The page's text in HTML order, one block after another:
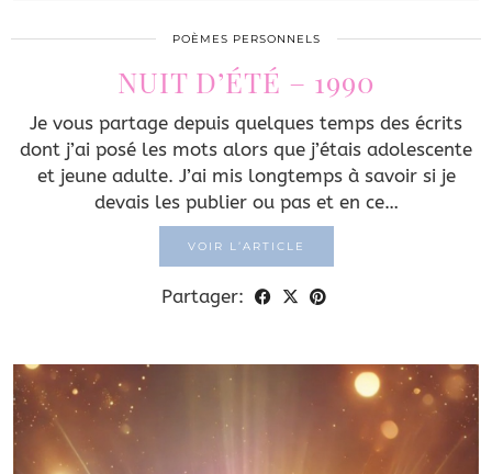
POÈMES PERSONNELS
NUIT D’ÉTÉ – 1990
Je vous partage depuis quelques temps des écrits
dont j’ai posé les mots alors que j’étais adolescente
et jeune adulte. J’ai mis longtemps à savoir si je
devais les publier ou pas et en ce…
VOIR L’ARTICLE
Partager: